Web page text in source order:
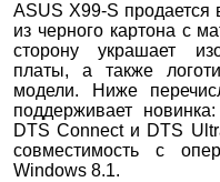
ASUS X99-S продается
из черного картона с
сторону украшает
платы, а также
модели. Ниже
поддерживает
DTS Connect и DTS
совместимость с
Windows 8.1.